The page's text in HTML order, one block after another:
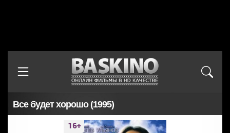
Все будет хорошо (1995)